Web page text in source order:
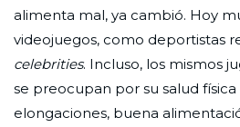
alimenta mal, ya cambió. Hoy
videojuegos, como deportistas
celebrities. Incluso, los mismos
se preocupan por su salud
elongaciones, buena